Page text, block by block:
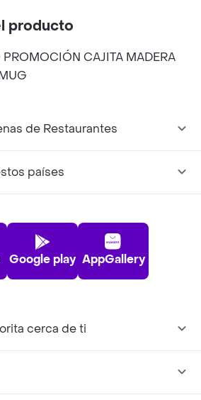
producto
PROMOCIÓN CAJITA MADERA
de Restaurantes
países
Google play AppGallery
cerca de ti